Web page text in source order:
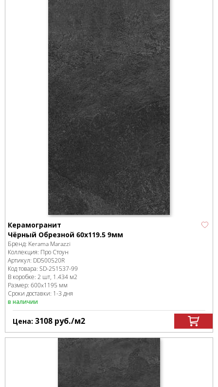
Керамогранит
Чёрный Обрезной 60x119.5 9мм
Бренд: Kerama Marazzi
Коллекция: Про Стоун
Артикул: DD500520R
Код товара: SD-251537-99
В коробке: 2 шт, 1.434 м2
Размер: 600x1195 мм
Сроки доставки: 1-3 дня
в наличии
Цена: 3108 руб./м2